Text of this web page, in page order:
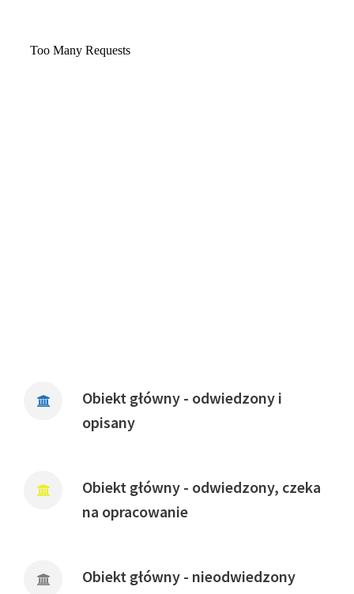
Obiekt główny - odwiedzony i
opisany
Obiekt główny - odwiedzony, czeka
na opracowanie
Obiekt główny - nieodwiedzony